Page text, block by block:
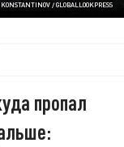
/ GLOBALLOOKPRESS
пропал